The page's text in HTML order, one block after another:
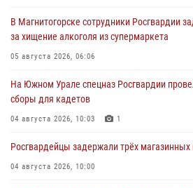
В Магнитогорске сотрудники Росгвардии
за хищение алкоголя из супермаркета
05 августа 2026, 06:06
На Южном Урале спецназ Росгвардии
сборы для кадетов
04 августа 2026, 10:03 1
Росгвардейцы задержали трёх магазинных
04 августа 2026, 10:00